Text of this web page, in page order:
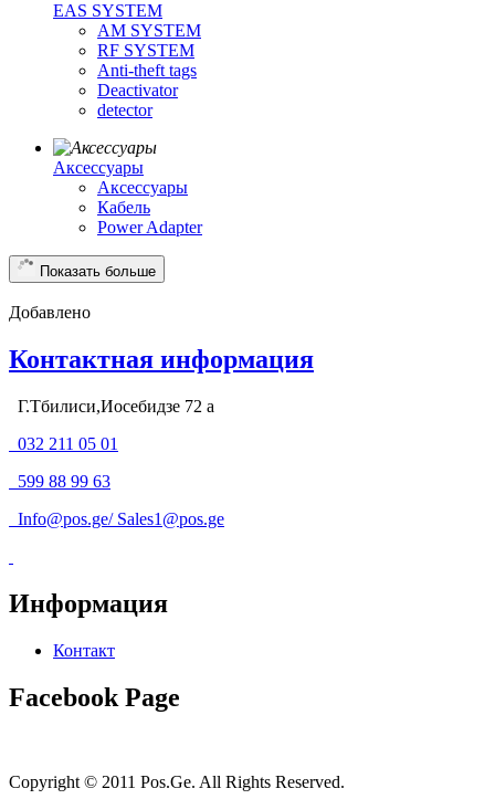
EAS SYSTEM
AM SYSTEM
RF SYSTEM
Anti-theft tags
Deactivator
detector
Аксессуары
Аксессуары
Кабель
Power Adapter
Показать больше
Добавлено
Контактная информация
Г.Тбилиси,Иосебидзе 72 а
032 211 05 01
599 88 99 63
Info@pos.ge/ Sales1@pos.ge
Информация
Контакт
Facebook Page
Copyright © 2011 Pos.Ge. All Rights Reserved.